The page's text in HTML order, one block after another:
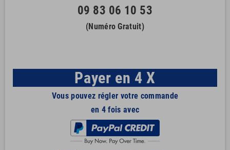
09 83 06 10 53
(Numéro Gratuit)
Payer en 4 X
Vous pouvez régler votre commande
en 4 fois avec